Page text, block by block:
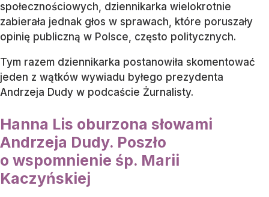
społecznościowych, dziennikarka wielokrotnie
zabierała jednak głos w sprawach, które poruszały
opinię publiczną w Polsce, często politycznych.
Tym razem dziennikarka postanowiła skomentować
jeden z wątków wywiadu byłego prezydenta
Andrzeja Dudy w podcaście Żurnalisty.
Hanna Lis oburzona słowami
Andrzeja Dudy. Poszło
o wspomnienie śp. Marii
Kaczyńskiej